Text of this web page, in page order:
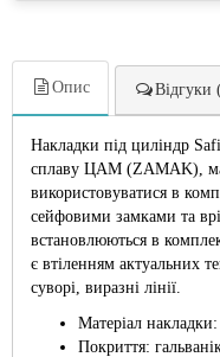
Опис Відгуки
Накладки під циліндр
сплаву ЦАМ (ZAMAK),
використовуватися в
сейфовими замками та
встановлюються в
є втіленням актуальних
суворі, виразні лінії.
Матеріал
Покриття: